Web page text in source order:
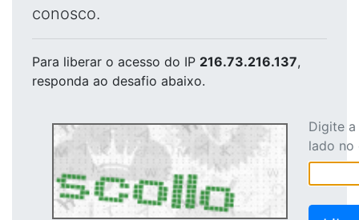
conosco.
Para liberar o acesso do IP 216.73.216.137,
responda ao desafio abaixo.
Digite
lado no